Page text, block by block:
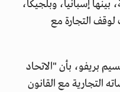
9 دول أوروبية، بينها إسبانيا، وبلجيكا،
لوقف التجارة مع
بريفو، بأن "الاتحاد
التجارية مع القانون